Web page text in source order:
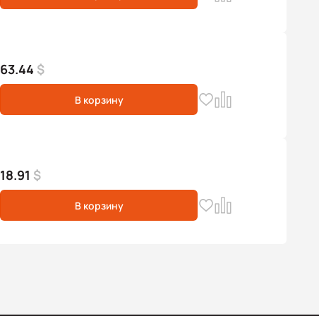
63.44 $
В корзину
18.91 $
В корзину